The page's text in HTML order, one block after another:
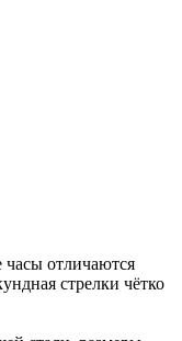
часы отличаются
стрелки чётко